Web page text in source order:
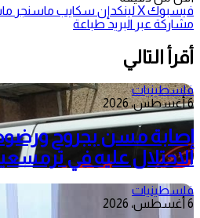
فيسبوك‫Xلينكدإن سكايب ماسنجر
مشاركة عبر البريد طباعة
أقرأ التالي
فلسطينيات
6 أغسطس، 2026
إصابة مسن بجروح
الاحتلال عليه في
فلسطينيات
6 أغسطس، 2026